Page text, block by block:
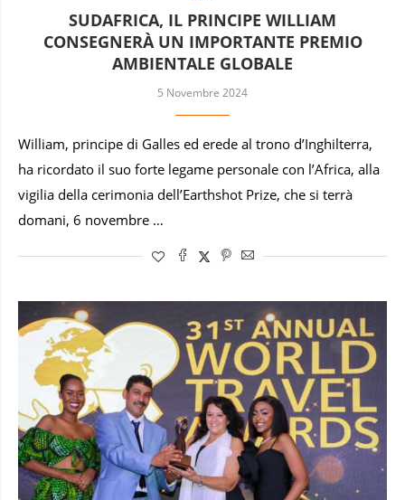
SUDAFRICA, IL PRINCIPE WILLIAM
CONSEGNERÀ UN IMPORTANTE PREMIO
AMBIENTALE GLOBALE
5 Novembre 2024
William, principe di Galles ed erede al trono d’Inghilterra,
ha ricordato il suo forte legame personale con l’Africa, alla
vigilia della cerimonia dell’Earthshot Prize, che si terrà
domani, 6 novembre …